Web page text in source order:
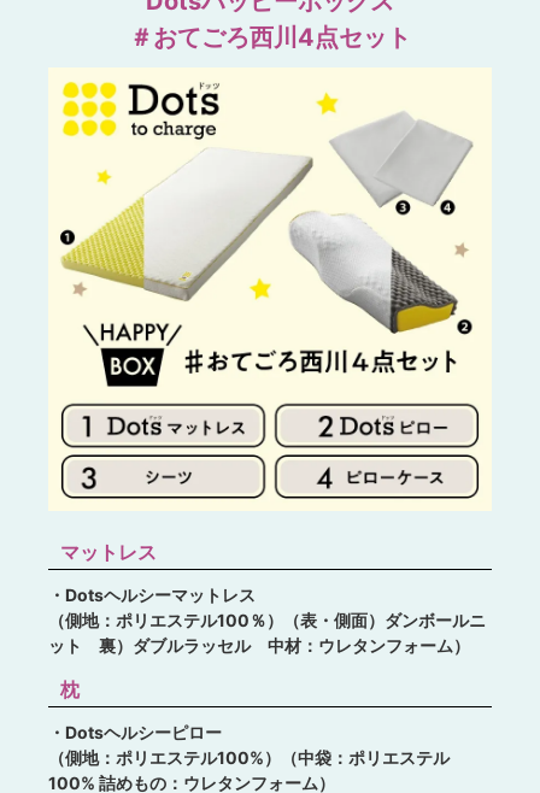
＃おてごろ西川4点セット
マットレス
・Dotsヘルシーマットレス
（側地：ポリエステル100％）（表・側面）ダンボールニ
ット 裏）ダブルラッセル 中材：ウレタンフォーム）
枕
・Dotsヘルシーピロー
（側地：ポリエステル100%）（中袋：ポリエステル
100% 詰めもの：ウレタンフォーム）